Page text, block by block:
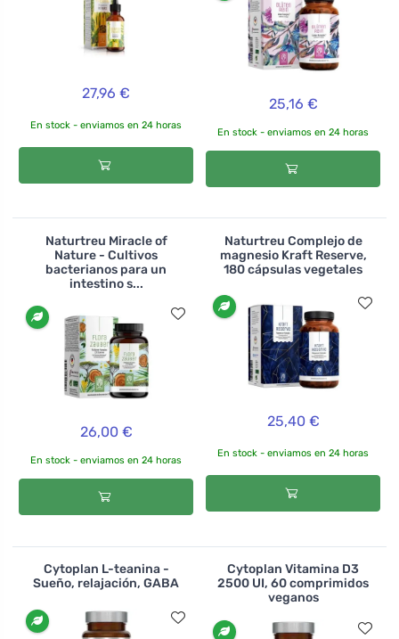
27,96 €
En stock - enviamos en 24 horas
25,16 €
En stock - enviamos en 24 horas
Naturtreu Miracle of
Nature - Cultivos
bacterianos para un
intestino s...
26,00 €
En stock - enviamos en 24 horas
Naturtreu Complejo de
magnesio Kraft Reserve,
180 cápsulas vegetales
25,40 €
En stock - enviamos en 24 horas
Cytoplan L-teanina -
Sueño, relajación, GABA
Cytoplan Vitamina D3
2500 UI, 60 comprimidos
veganos